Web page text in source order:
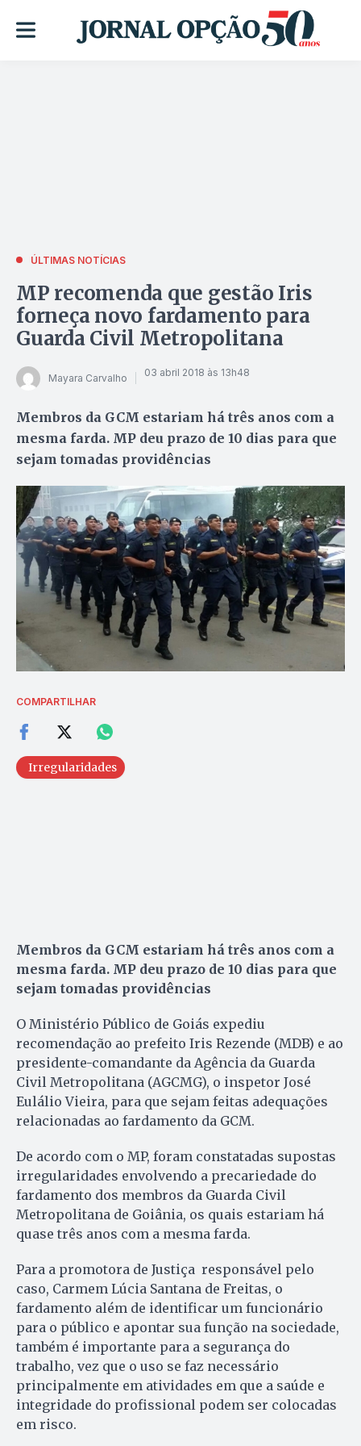
ÚLTIMAS NOTÍCIAS
MP recomenda que gestão Iris
forneça novo fardamento para
Guarda Civil Metropolitana
Mayara Carvalho 03 abril 2018 às 13h48
Membros da GCM estariam há três anos com a
mesma farda. MP deu prazo de 10 dias para que
sejam tomadas providências
COMPARTILHAR
Irregularidades
Membros da GCM estariam há três anos com a
mesma farda. MP deu prazo de 10 dias para que
sejam tomadas providências
O Ministério Público de Goiás expediu
recomendação ao prefeito Iris Rezende (MDB) e ao
presidente-comandante da Agência da Guarda
Civil Metropolitana (AGCMG), o inspetor José
Eulálio Vieira, para que sejam feitas adequações
relacionadas ao fardamento da GCM.
De acordo com o MP, foram constatadas supostas
irregularidades envolvendo a precariedade do
fardamento dos membros da Guarda Civil
Metropolitana de Goiânia, os quais estariam há
quase três anos com a mesma farda.
Para a promotora de Justiça responsável pelo
caso, Carmem Lúcia Santana de Freitas, o
fardamento além de identificar um funcionário
para o público e apontar sua função na sociedade,
também é importante para a segurança do
trabalho, vez que o uso se faz necessário
principalmente em atividades em que a saúde e
integridade do profissional podem ser colocadas
em risco.